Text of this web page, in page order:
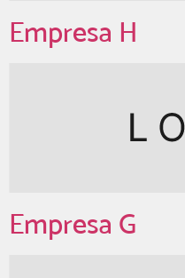
Empresa H
Empresa G